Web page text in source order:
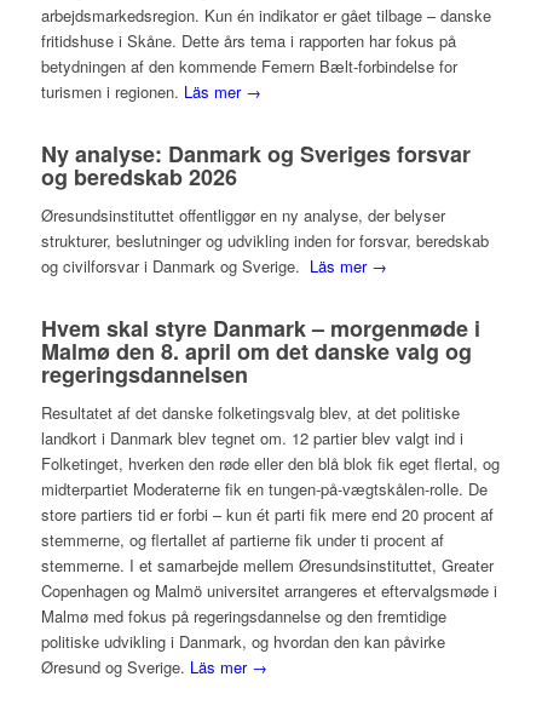
arbejdsmarkedsregion. Kun én indikator er gået tilbage – danske
fritidshuse i Skåne. Dette års tema i rapporten har fokus på
betydningen af den kommende Femern Bælt-forbindelse for
turismen i regionen. Läs mer →
Ny analyse: Danmark og Sveriges forsvar
og beredskab 2026
Øresundsinstituttet offentliggør en ny analyse, der belyser
strukturer, beslutninger og udvikling inden for forsvar, beredskab
og civilforsvar i Danmark og Sverige. Läs mer →
Hvem skal styre Danmark – morgenmøde i
Malmø den 8. april om det danske valg og
regeringsdannelsen
Resultatet af det danske folketingsvalg blev, at det politiske
landkort i Danmark blev tegnet om. 12 partier blev valgt ind i
Folketinget, hverken den røde eller den blå blok fik eget flertal, og
midterpartiet Moderaterne fik en tungen-på-vægtskålen-rolle. De
store partiers tid er forbi – kun ét parti fik mere end 20 procent af
stemmerne, og flertallet af partierne fik under ti procent af
stemmerne. I et samarbejde mellem Øresundsinstituttet, Greater
Copenhagen og Malmö universitet arrangeres et eftervalgsmøde i
Malmø med fokus på regeringsdannelse og den fremtidige
politiske udvikling i Danmark, og hvordan den kan påvirke
Øresund og Sverige. Läs mer →